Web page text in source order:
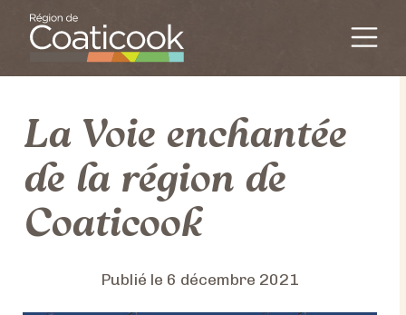
Passer au contenu
Navigation
La Voie enchantée
de la région de
Coaticook
Publié le 6 décembre 2021